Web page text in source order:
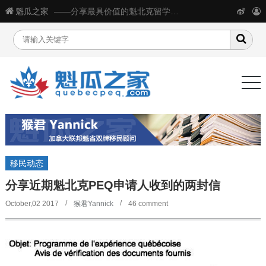
魁瓜之家 ——分享最具价值的魁北克留学移民生活信息
移民动态
分享近期魁北克PEQ申请人收到的两封信
October,02 2017 猴君Yannick 46 comment